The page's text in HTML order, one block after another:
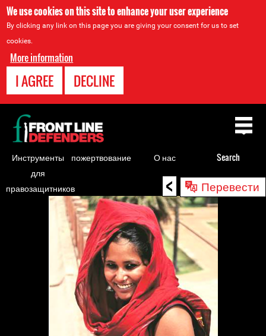
We use cookies on this site to enhance your user experience
By clicking any link on this page you are giving your consent for us to set
cookies.
More information
I AGREE DECLINE
< Перевести
to
Back
to
top
Инструменты
для
правозащитников
пожертвование О нас Search